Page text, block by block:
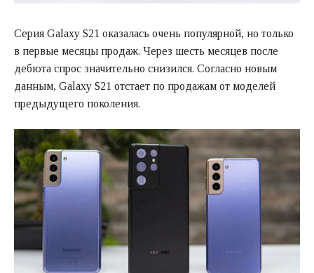
Серия Galaxy S21 оказалась очень популярной, но только
в первые месяцы продаж. Через шесть месяцев после
дебюта спрос значительно снизился. Согласно новым
данным, Galaxy S21 отстает по продажам от моделей
предыдущего поколения.